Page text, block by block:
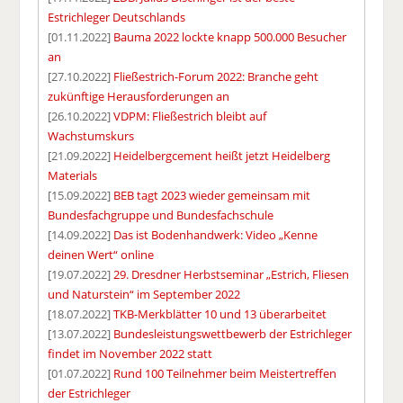
Estrichleger Deutschlands
[01.11.2022] Bauma 2022 lockte knapp 500.000 Besucher
an
[27.10.2022] Fließestrich-Forum 2022: Branche geht
zukünftige Herausforderungen an
[26.10.2022]VDPM: Fließestrich bleibt auf
Wachstumskurs
[21.09.2022] Heidelbergcement heißt jetzt Heidelberg
Materials
[15.09.2022] BEB tagt 2023 wieder gemeinsam mit
Bundesfachgruppe und Bundesfachschule
[14.09.2022] Das ist Bodenhandwerk: Video „Kenne
deinen Wert“ online
[19.07.2022]29. Dresdner Herbstseminar „Estrich, Fliesen
und Naturstein“ im September 2022
[18.07.2022]TKB-Merkblätter 10 und 13 überarbeitet
[13.07.2022] Bundesleistungswettbewerb der Estrichleger
findet im November 2022 statt
[01.07.2022] Rund 100 Teilnehmer beim Meistertreffen
der Estrichleger